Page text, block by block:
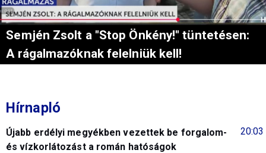
Semjén Zsolt a "Stop Önkény!" tüntetésen:
A rágalmazóknak felelniük kell!
Hírnapló
20:03
Újabb erdélyi megyékben vezettek be forgalom-
és vízkorlátozást a román hatóságok